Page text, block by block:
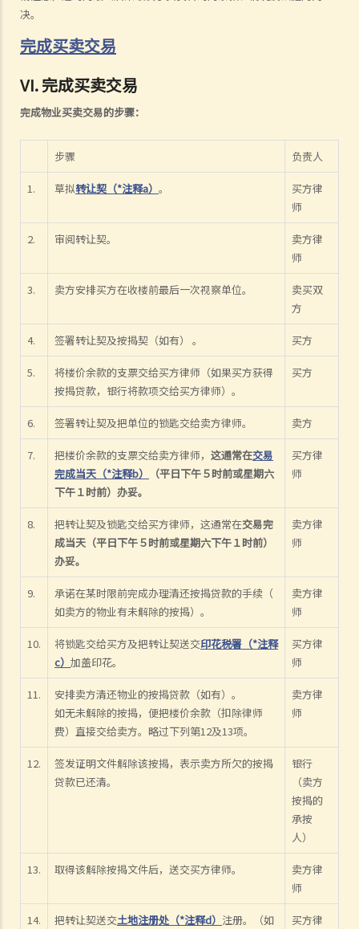
决。
完成买卖交易
VI. 完成买卖交易
完成物业买卖交易的步骤：
步骤 负责人
1. 草拟转让契（*注释a） 。
买方律
师
2. 审阅转让契。
卖方律
师
3. 卖方安排买方在收楼前最后一次视察单位。
卖买双
方
4. 签署转让契及按揭契（如有） 。 买方
5.
将楼价余款的支票交给买方律师（如果买方获得
按揭贷款，银行将款项交给买方律师）。
买方
6. 签署转让契及把单位的锁匙交给卖方律师。 卖方
7. 把楼价余款的支票交给卖方律师， 这通常在交易
完成当天（*注释b）
（平日下午５时前或星期六
下午１时前）办妥。
买方律
师
8. 把转让契及锁匙交给买方律师，这通常在交易完
成当天（平日下午５时前或星期六下午１时前）
办妥。
卖方律
师
9.
承诺在某时限前完成办理清还按揭贷款的手续（
如卖方的物业有未解除的按揭）。
卖方律
师
10. 将锁匙交给买方及把转让契送交印花税署（*注释
c） 加盖印花。
买方律
师
11.
安排卖方清还物业的按揭贷款（如有）。
如无未解除的按揭，便把楼价余款（扣除律师
费）直接交给卖方。略过下列第12及13项。
卖方律
师
12.
签发证明文件解除该按揭，表示卖方所欠的按揭
贷款已还清。
银行
（卖方
按揭的
承按
人）
13. 取得该解除按揭文件后，送交买方律师。
卖方律
师
14. 把转让契送交土地注册处（*注释d） 注册。（如
买方律